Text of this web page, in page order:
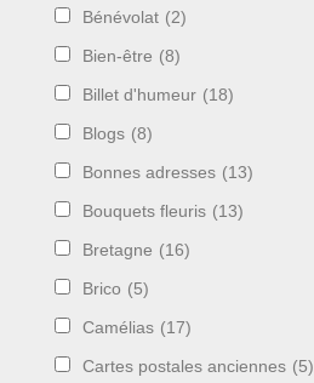
Bénévolat (2)
Bien-être (8)
Billet d'humeur (18)
Blogs (8)
Bonnes adresses (13)
Bouquets fleuris (13)
Bretagne (16)
Brico (5)
Camélias (17)
Cartes postales anciennes (5)